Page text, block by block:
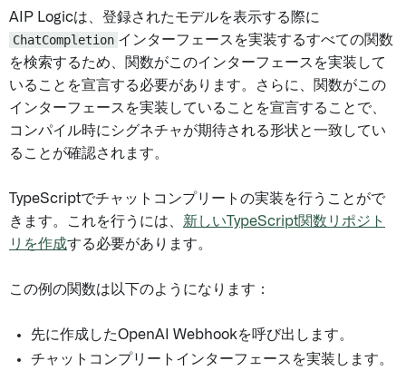
AIP Logicは、登録されたモデルを表示する際に
ChatCompletion インターフェースを実装するすべての関数
を検索するため、関数がこのインターフェースを実装して
いることを宣言する必要があります。さらに、関数がこの
インターフェースを実装していることを宣言することで、
コンパイル時にシグネチャが期待される形状と一致してい
ることが確認されます。
TypeScriptでチャットコンプリートの実装を行うことがで
きます。これを行うには、 新しいTypeScript関数リポジト
リを作成する必要があります。
この例の関数は以下のようになります：
先に作成したOpenAI Webhookを呼び出します。
チャットコンプリートインターフェースを実装します。